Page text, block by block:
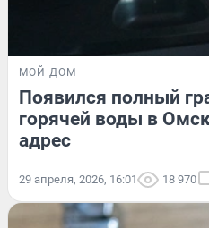
МОЙ ДОМ
Появился полный
горячей воды в
адрес
29 апреля, 2026, 16:01 18 970